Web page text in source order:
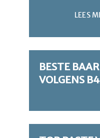
LEES
BESTE
VOLGENS